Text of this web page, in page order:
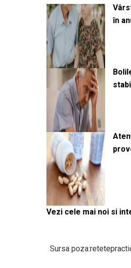
în
Vezi cele mai noi si
Sursa